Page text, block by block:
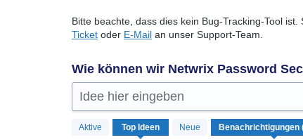
Bitte beachte, dass dies kein Bug-Tracking-Tool
Ticket oder E-Mail an unser Support-Team.
Wie können wir Netwrix Password
Idee hier eingeben
Aktive Top Ideen Neue
gefundene